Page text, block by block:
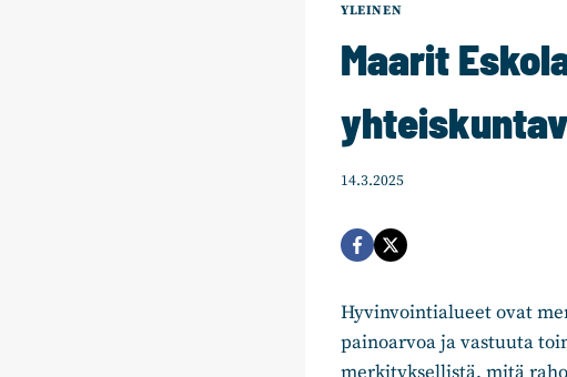
YLEINEN
Maarit
14.3.2025
Hyvinvointialueet ovat
painoarvoa ja vastuuta